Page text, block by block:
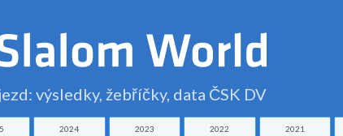
výsledky, žebříčky, data ČSK DV
2024 2023 2022 2021